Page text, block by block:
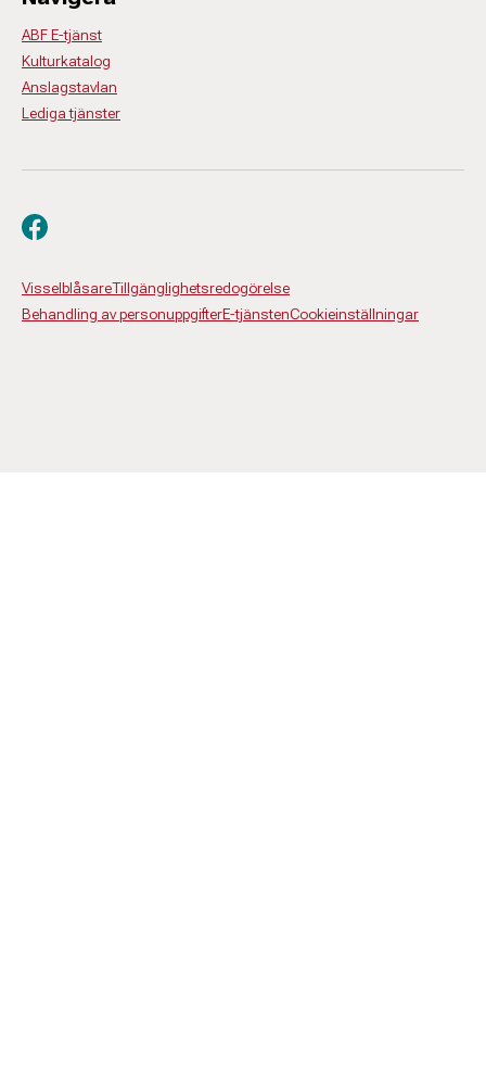
ABF E-tjänst
Kulturkatalog
Anslagstavlan
Lediga tjänster
VisselblåsareTillgänglighetsredogörelse
Behandling av personuppgifterE-tjänstenCookieinställningar
Besök oss på facebook